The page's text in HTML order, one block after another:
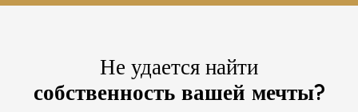
Не удается найти
собственность вашей мечты?